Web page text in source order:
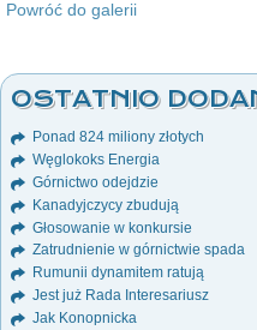
Powróć do galerii
OSTATNIO
Ponad 824 miliony złotych
Węglokoks Energia
Górnictwo odejdzie
Kanadyjczycy zbudują
Głosowanie w konkursie
Zatrudnienie w górnictwie spada
Rumunii dynamitem ratują
Jest już Rada Interesariusz
Jak Konopnicka